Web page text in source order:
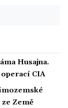
Husajna.
CIA
Země